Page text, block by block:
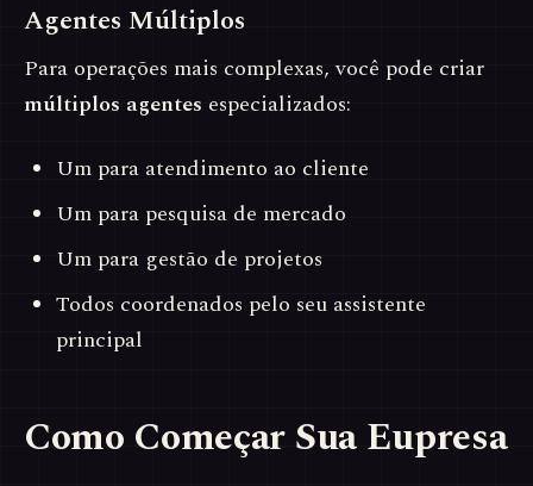
Agentes Múltiplos
Para operações mais complexas, você pode criar
múltiplos agentes especializados:
Um para atendimento ao cliente
Um para pesquisa de mercado
Um para gestão de projetos
Todos coordenados pelo seu assistente
principal
Como Começar Sua Eupresa